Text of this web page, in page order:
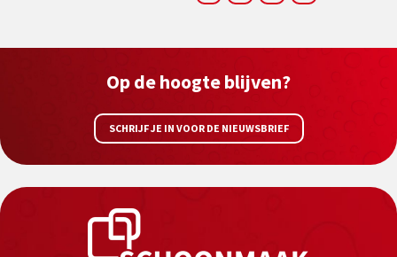
Op de hoogte blijven?
SCHRIJF JE IN VOOR DE NIEUWSBRIEF